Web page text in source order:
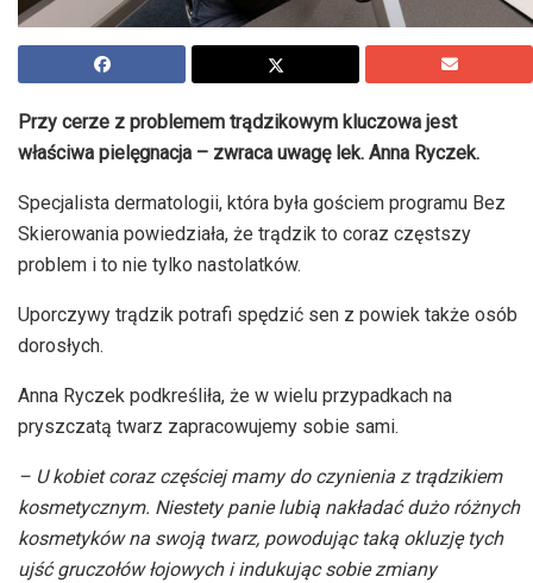
Przy cerze z problemem trądzikowym kluczowa jest
właściwa pielęgnacja – zwraca uwagę lek. Anna Ryczek.
Specjalista dermatologii, która była gościem programu Bez
Skierowania powiedziała, że trądzik to coraz częstszy
problem i to nie tylko nastolatków.
Uporczywy trądzik potrafi spędzić sen z powiek także osób
dorosłych.
Anna Ryczek podkreśliła, że w wielu przypadkach na
pryszczatą twarz zapracowujemy sobie sami.
– U kobiet coraz częściej mamy do czynienia z trądzikiem
kosmetycznym. Niestety panie lubią nakładać dużo różnych
kosmetyków na swoją twarz, powodując taką okluzję tych
ujść gruczołów łojowych i indukując sobie zmiany